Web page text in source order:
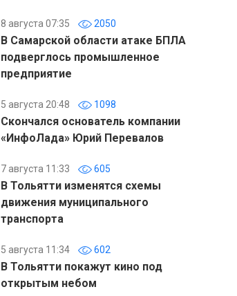
8 августа 07:35 2050
В Самарской области атаке БПЛА
подверглось промышленное
предприятие
5 августа 20:48 1098
Скончался основатель компании
«ИнфоЛада» Юрий Перевалов
7 августа 11:33 605
В Тольятти изменятся схемы
движения муниципального
транспорта
5 августа 11:34 602
В Тольятти покажут кино под
открытым небом